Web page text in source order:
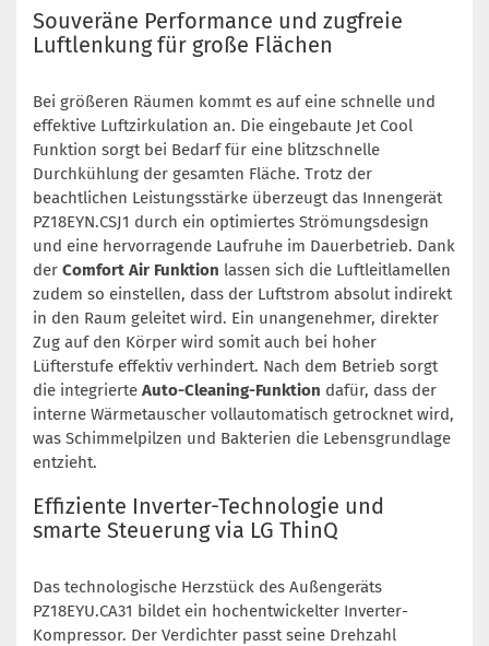
Souveräne Performance und zugfreie
Luftlenkung für große Flächen
Bei größeren Räumen kommt es auf eine schnelle und
effektive Luftzirkulation an. Die eingebaute Jet Cool
Funktion sorgt bei Bedarf für eine blitzschnelle
Durchkühlung der gesamten Fläche. Trotz der
beachtlichen Leistungsstärke überzeugt das Innengerät
PZ18EYN.CSJ1 durch ein optimiertes Strömungsdesign
und eine hervorragende Laufruhe im Dauerbetrieb. Dank
der Comfort Air Funktion lassen sich die Luftleitlamellen
zudem so einstellen, dass der Luftstrom absolut indirekt
in den Raum geleitet wird. Ein unangenehmer, direkter
Zug auf den Körper wird somit auch bei hoher
Lüfterstufe effektiv verhindert. Nach dem Betrieb sorgt
die integrierte Auto-Cleaning-Funktion dafür, dass der
interne Wärmetauscher vollautomatisch getrocknet wird,
was Schimmelpilzen und Bakterien die Lebensgrundlage
entzieht.
Effiziente Inverter-Technologie und
smarte Steuerung via LG ThinQ
Das technologische Herzstück des Außengeräts
PZ18EYU.CA31 bildet ein hochentwickelter Inverter-
Kompressor. Der Verdichter passt seine Drehzahl